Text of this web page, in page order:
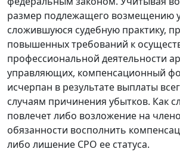
размер подлежащего возмещению
сложившуюся судебную практику,
повышенных требований к
профессиональной деятельности
управляющих, компенсационный
исчерпан в результате выплаты
случаям причинения убытков. Как
повлечет либо возложение на
обязанности восполнить
либо лишение СРО ее статуса.